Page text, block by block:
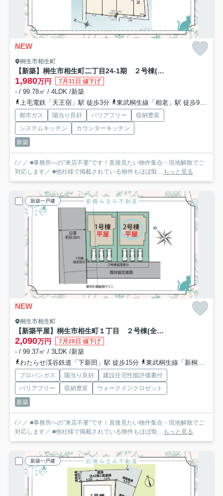
NEW
桐生市相生町
【新築】桐生市相生町二丁目24-1期 ２号棟(全４棟) リナージュ 新築建売分譲
1,980万円 7月31日 値下げ
- / 99.78㎡ / 4LDK /新築
上毛電鉄「天王宿」駅 徒歩3分
東武桐生線「相老」駅 徒歩9分
都市ガス 陽当り良好 バリアフリー
収納豊富
システムキッチン
カウンターキッチン
新築
/／／ ■事務所への”来店不要”です！直接見たい物件集合・現地解散でご
対応します／ ■他社様で掲載されている物件もほぼ取... もっと見る
新築一戸建
NEW
桐生市相生町
【新築平屋】桐生市相生町１丁目 ２号棟(全２棟) ブルーミングガーデン 新築建売分譲
2,090万円 7月28日 値下げ
- / 99.37㎡ / 3LDK /新築
わたらせ渓谷鉄道「下新田」駅 徒歩15分
東武桐生線「新桐生」駅 徒歩17分
プロパンガス 陽当り良好
建設住宅性能評価書付
バリアフリー
収納豊富
ウォークインクロゼット
新築
/／／ ■事務所への”来店不要”です！直接見たい物件集合・現地解散でご
対応します／ ■他社様で掲載されている物件もほぼ取... もっと見る
新築一戸建